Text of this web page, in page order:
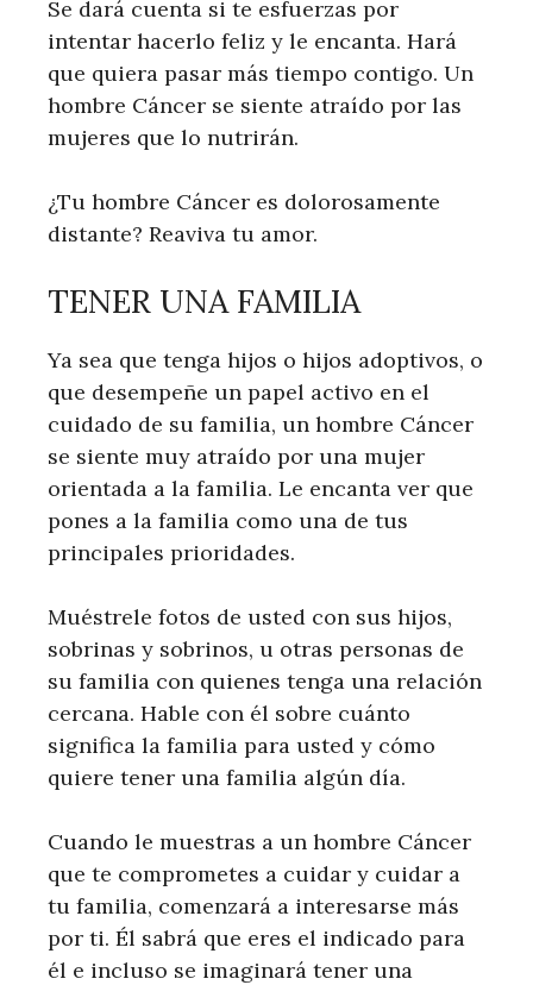
Se dará cuenta si te esfuerzas por
intentar hacerlo feliz y le encanta. Hará
que quiera pasar más tiempo contigo. Un
hombre Cáncer se siente atraído por las
mujeres que lo nutrirán.
¿Tu hombre Cáncer es dolorosamente
distante? Reaviva tu amor.
TENER UNA FAMILIA
Ya sea que tenga hijos o hijos adoptivos, o
que desempeñe un papel activo en el
cuidado de su familia, un hombre Cáncer
se siente muy atraído por una mujer
orientada a la familia. Le encanta ver que
pones a la familia como una de tus
principales prioridades.
Muéstrele fotos de usted con sus hijos,
sobrinas y sobrinos, u otras personas de
su familia con quienes tenga una relación
cercana. Hable con él sobre cuánto
significa la familia para usted y cómo
quiere tener una familia algún día.
Cuando le muestras a un hombre Cáncer
que te comprometes a cuidar y cuidar a
tu familia, comenzará a interesarse más
por ti. Él sabrá que eres el indicado para
él e incluso se imaginará tener una